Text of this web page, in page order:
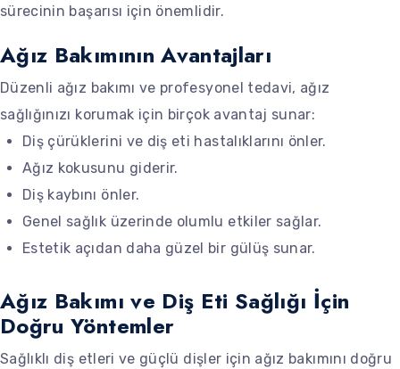
sürecinin başarısı için önemlidir.
Ağız Bakımının Avantajları
Düzenli ağız bakımı ve profesyonel tedavi, ağız
sağlığınızı korumak için birçok avantaj sunar:
Diş çürüklerini ve diş eti hastalıklarını önler.
Ağız kokusunu giderir.
Diş kaybını önler.
Genel sağlık üzerinde olumlu etkiler sağlar.
Estetik açıdan daha güzel bir gülüş sunar.
Ağız Bakımı ve Diş Eti Sağlığı İçin
Doğru Yöntemler
Sağlıklı diş etleri ve güçlü dişler için ağız bakımını doğru